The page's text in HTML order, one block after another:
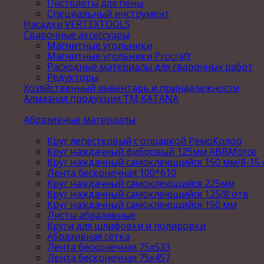
Пистолеты для пены
Специальный инструмент
Насадки VERTEXTOOLS
Сварочные аксессуары
Магнитные угольники
Магнитные угольники Procraft
Расходные материалы для сварочных работ
Редукторы
Хозяйственный инвентарь и принадлежности
Алмазная продукция ТМ KATANA
Абразивные материалы
Круг лепестковый с оправкой РемоКолор
Круг наждачный фибровый 125мм ABRAforce
Круг наждачный самоклеющийся 150 мм/8-15
Лента бесконечная 100*610
Круг наждачный самоклеющийся 225мм
Круг наждачный самоклеющийся 125/8 отв
Круг наждачный самоклеющийся 150 мм
Листы абразивные
Круги для шлифовки и полировки
Абразивная сетка
Лента бесконечная 75х533
Лента бесконечная 75х457